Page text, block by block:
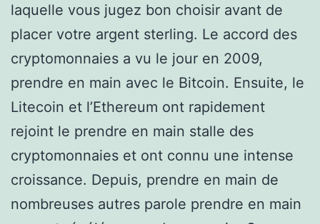
laquelle vous jugez bon choisir avant de
placer votre argent sterling. Le accord des
cryptomonnaies a vu le jour en 2009,
prendre en main avec le Bitcoin. Ensuite, le
Litecoin et l’Ethereum ont rapidement
rejoint le prendre en main stalle des
cryptomonnaies et ont connu une intense
croissance. Depuis, prendre en main de
nombreuses autres parole prendre en main